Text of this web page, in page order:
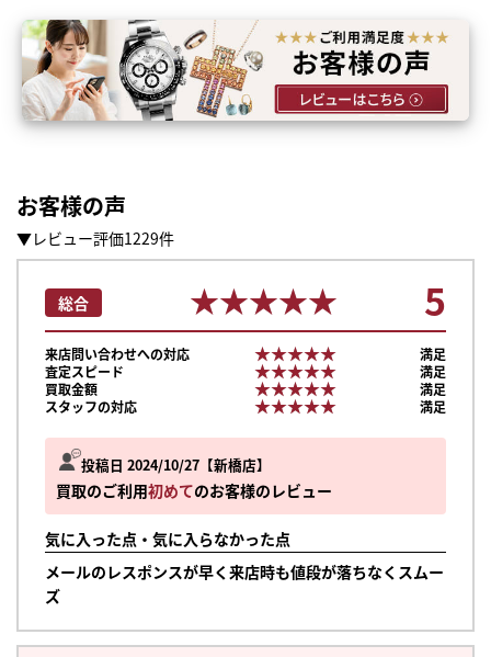
お客様の声
▼レビュー評価1229件
投稿日 2024/10/27 新橋店
買取のご利用初めてのお客様のレビュー
気に入った点・気に入らなかった点
メールのレスポンスが早く来店時も値段が落ちなくスムー
ズ
総合 ★★★★★
★★★★★ 5
来店問い合わせへの対応 ★★★★★
★★★★★
満足
査定スピード
★★★★★
★★★★★
満足
買取金額
★★★★★
★★★★★
満足
スタッフの対応
★★★★★
★★★★★ 満足